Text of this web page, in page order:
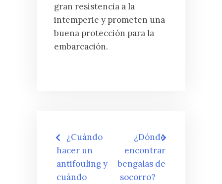
gran resistencia a la
intemperie y prometen una
buena protección para la
embarcación.
Navegación
de
entradas
¿Cuándo
hacer un
antifouling y
cuándo
¿Dónde
encontrar
bengalas de
socorro?